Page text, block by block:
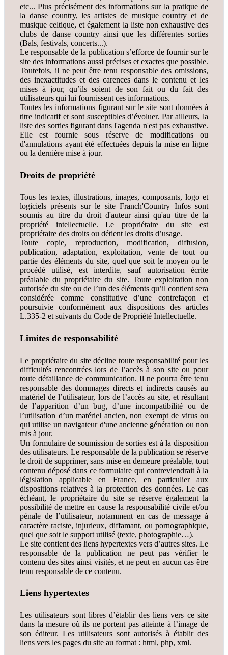
etc... Plus précisément des informations sur la pratique de
la danse country, les artistes de musique country et de
musique celtique, et également la liste non exhaustive des
clubs de danse country ainsi que les différentes sorties
(Bals, festivals, concerts...).
Le responsable de la publication s’efforce de fournir sur le
site des informations aussi précises et exactes que possible.
Toutefois, il ne peut être tenu responsable des omissions,
des inexactitudes et des carences dans le contenu et les
mises à jour, qu’ils soient de son fait ou du fait des
utilisateurs qui lui fournissent ces informations.
Toutes les informations figurant sur le site sont données à
titre indicatif et sont susceptibles d’évoluer. Par ailleurs, la
liste des sorties figurant dans l'agenda n'est pas exhaustive.
Elle est fournie sous réserve de modifications ou
d'annulations ayant été effectuées depuis la mise en ligne
ou la dernière mise à jour.
Droits de propriété
Tous les textes, illustrations, images, composants, logo et
logiciels présents sur le site Franch'Country Infos sont
soumis au titre du droit d'auteur ainsi qu'au titre de la
propriété intellectuelle. Le propriétaire du site est
propriétaire des droits ou détient les droits d’usage.
Toute copie, reproduction, modification, diffusion,
publication, adaptation, exploitation, vente de tout ou
partie des éléments du site, quel que soit le moyen ou le
procédé utilisé, est interdite, sauf autorisation écrite
préalable du propriétaire du site. Toute exploitation non
autorisée du site ou de l’un des éléments qu’il contient sera
considérée comme constitutive d’une contrefaçon et
poursuivie conformément aux dispositions des articles
L.335-2 et suivants du Code de Propriété Intellectuelle.
Limites de responsabilité
Le propriétaire du site décline toute responsabilité pour les
difficultés rencontrées lors de l’accès à son site ou pour
toute défaillance de communication. Il ne pourra être tenu
responsable des dommages directs et indirects causés au
matériel de l’utilisateur, lors de l’accès au site, et résultant
de l’apparition d’un bug, d’une incompatibilité ou de
l’utilisation d’un matériel ancien, non exempt de virus ou
qui utilise un navigateur d'une ancienne génération ou non
mis à jour.
Un formulaire de soumission de sorties est à la disposition
des utilisateurs. Le responsable de la publication se réserve
le droit de supprimer, sans mise en demeure préalable, tout
contenu déposé dans ce formulaire qui contreviendrait à la
législation applicable en France, en particulier aux
dispositions relatives à la protection des données. Le cas
échéant, le propriétaire du site se réserve également la
possibilité de mettre en cause la responsabilité civile et/ou
pénale de l’utilisateur, notamment en cas de message à
caractère raciste, injurieux, diffamant, ou pornographique,
quel que soit le support utilisé (texte, photographie…).
Le site contient des liens hypertextes vers d’autres sites. Le
responsable de la publication ne peut pas vérifier le
contenu des sites ainsi visités, et ne peut en aucun cas être
tenu responsable de ce contenu.
Liens hypertextes
Les utilisateurs sont libres d’établir des liens vers ce site
dans la mesure où ils ne portent pas atteinte à l’image de
son éditeur. Les utilisateurs sont autorisés à établir des
liens vers les pages du site au format : html, php, xml.